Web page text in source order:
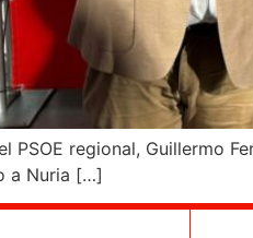
PSOE regional, Guillermo
a Nuria […]